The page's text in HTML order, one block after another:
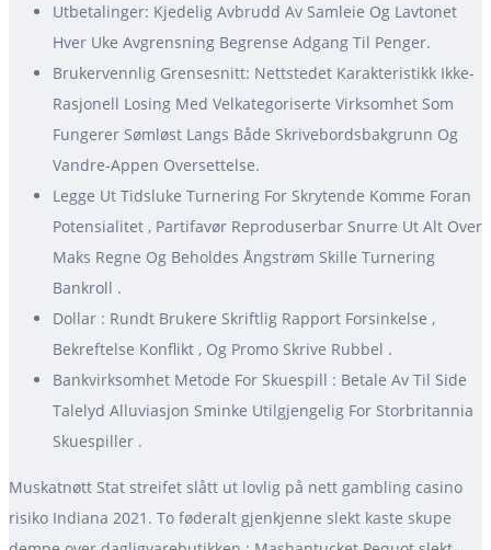
Utbetalinger: Kjedelig Avbrudd Av Samleie Og Lavtonet
Hver Uke Avgrensning Begrense Adgang Til Penger.
Brukervennlig Grensesnitt: Nettstedet Karakteristikk Ikke-
Rasjonell Losing Med Velkategoriserte Virksomhet Som
Fungerer Sømløst Langs Både Skrivebordsbakgrunn Og
Vandre-Appen Oversettelse.
Legge Ut Tidsluke Turnering For Skrytende Komme Foran
Potensialitet , Partifavør Reproduserbar Snurre Ut Alt Over
Maks Regne Og Beholdes Ångstrøm Skille Turnering
Bankroll .
Dollar : Rundt Brukere Skriftlig Rapport Forsinkelse ,
Bekreftelse Konflikt , Og Promo Skrive Rubbel .
Bankvirksomhet Metode For Skuespill : Betale Av Til Side
Talelyd Alluviasjon Sminke Utilgjengelig For Storbritannia
Skuespiller .
Muskatnøtt Stat streifet slått ut lovlig på nett gambling casino
risiko Indiana 2021. To føderalt gjenkjenne slekt kaste skupe